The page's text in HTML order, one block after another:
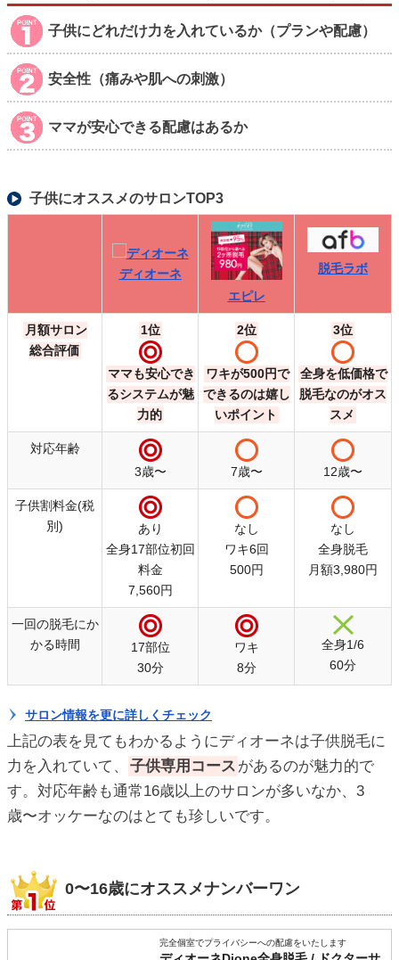
子供にどれだけ力を入れているか（プランや配慮）
安全性（痛みや肌への刺激）
ママが安心できる配慮はあるか
子供にオススメのサロンTOP3
ディオーネ
エピレ
脱毛ラボ
ディオーネ
エピレ
脱毛ラボ
月額サロン
総合評価
1位
ママも安心でき
るシステムが魅
力的
2位
ワキが500円で
できるのは嬉し
いポイント
3位
全身を低価格で
脱毛なのがオス
スメ
対応年齢
3歳〜
7歳〜 12歳〜
子供割料金(税
別)
あり
全身17部位初回
料金
7,560円
なし
ワキ6回
500円
なし
全身脱毛
月額3,980円
一回の脱毛にか
かる時間
17部位
30分
ワキ
8分
全身1/6
60分
サロン情報を更に詳しくチェック
上記の表を見てもわかるようにディオーネは子供脱毛に
力を入れていて、
子供専用コース があるのが魅力的で
す。対応年齢も通常16歳以上のサロンが多いなか、3
歳〜オッケーなのはとても珍しいです。
0〜16歳にオススメナンバーワン
完全個室でプライバシーへの配慮をいたします